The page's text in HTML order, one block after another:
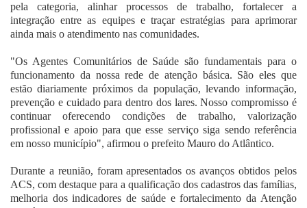
pela categoria, alinhar processos de trabalho, fortalecer a
integração entre as equipes e traçar estratégias para aprimorar
ainda mais o atendimento nas comunidades.
"Os Agentes Comunitários de Saúde são fundamentais para o
funcionamento da nossa rede de atenção básica. São eles que
estão diariamente próximos da população, levando informação,
prevenção e cuidado para dentro dos lares. Nosso compromisso é
continuar oferecendo condições de trabalho, valorização
profissional e apoio para que esse serviço siga sendo referência
em nosso município", afirmou o prefeito Mauro do Atlântico.
Durante a reunião, foram apresentados os avanços obtidos pelos
ACS, com destaque para a qualificação dos cadastros das famílias,
melhoria dos indicadores de saúde e fortalecimento da Atenção